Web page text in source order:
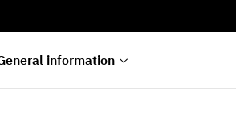
information